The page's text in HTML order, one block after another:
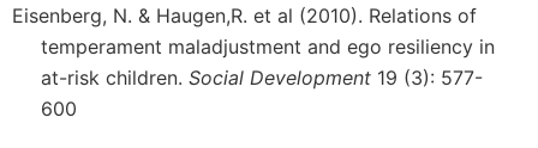
Eisenberg, N. & Haugen,R. et al (2010). Relations of
temperament maladjustment and ego resiliency in
at-risk children. Social Development 19 (3): 577-
600